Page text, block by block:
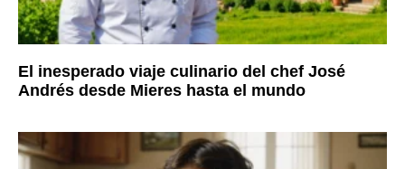
El inesperado viaje culinario del chef José
Andrés desde Mieres hasta el mundo